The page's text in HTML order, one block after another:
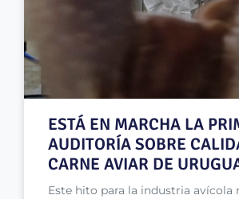
ESTÁ EN MARCHA LA
AUDITORÍA SOBRE
CARNE AVIAR DE
Este hito para la industria avícola